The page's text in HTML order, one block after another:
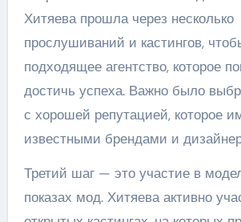
Хитяева прошла через несколько
прослушиваний и кастингов,
подходящее агентство, которое
достичь успеха. Важно было
с хорошей репутацией, которое
известными брендами и
Третий шаг — это участие в
показах мод. Хитяева активно